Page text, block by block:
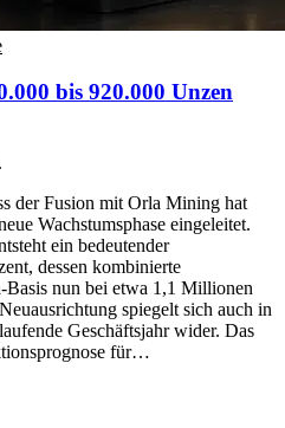
bis 920.000 Unzen
der Fusion mit Orla Mining hat
Wachstumsphase eingeleitet.
ein bedeutender
dessen kombinierte
Basis nun bei etwa 1,1 Millionen
spiegelt sich auch in
Geschäftsjahr wider. Das
für…